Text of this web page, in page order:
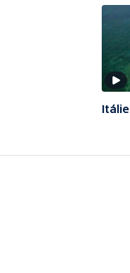
Itálie